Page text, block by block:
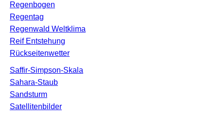
Regenbogen
Regentag
Regenwald Weltklima
Reif Entstehung
Rückseitenwetter
Saffir-Simpson-Skala
Sahara-Staub
Sandsturm
Satellitenbilder